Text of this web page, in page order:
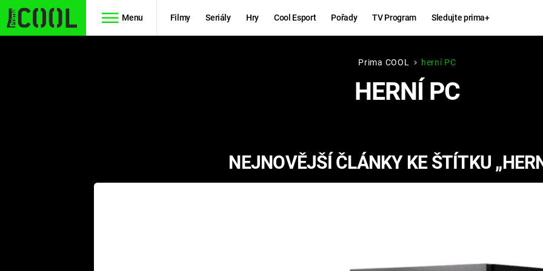
Menu Filmy Seriály Hry Cool Esport Pořady TV Program Sledujte prima+
RYCHLE A
ZBĚSILE 10
Hry
KINGDOM
COME:
Prima COOL herní PC
HERNÍ PC
NEJNOVĚJŠÍ ČLÁNKY KE ŠTÍTKU